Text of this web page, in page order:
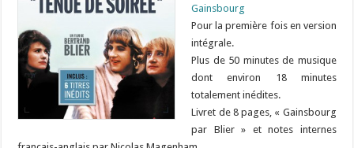
Gainsbourg
Pour la première fois en version
intégrale.
Plus de 50 minutes de musique
dont environ 18 minutes
totalement inédites.
Livret de 8 pages, « Gainsbourg
par Blier » et notes internes